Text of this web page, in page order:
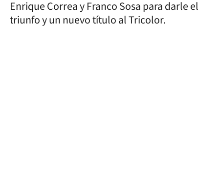
Enrique Correa y Franco Sosa para darle el
triunfo y un nuevo título al Tricolor.